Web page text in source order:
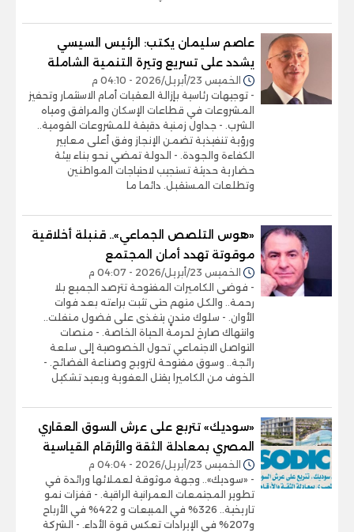
عاصم سليمان يكتب: الرئيس السيسي
يشدد على تسريع وتيرة التنمية الشاملة
الخميس 23/أبريل/2026 - 04:10 م
- توجيهات رئاسية بإزالة العقبات أمام الاستثمار وتحفيز
المشروعات في قطاعات الإسكان والمرافق ومياه
الشرب. - جداول زمنية دقيقة للمشروعات القومية..
ورؤية تنفيذية تضمن الإنجاز وفق أعلى معايير
الكفاءة والجودة. - الدولة تمضي نحو بناء بيئة
حضارية حديثة تستجيب لاحتياجات المواطنين
وتطلعات المستقبل. دائما ما
«هوس التلصص الجماعي».. قنبلة أخلاقية
موقوتة تهدد أمان المجتمع
الخميس 23/أبريل/2026 - 04:07 م
- فوضى الكاميرات المفتوحة تترصد الجميع بلا
رحمة.. والكل متهم حتى تثبت براءته بعد فوات
الأوان. - سلوك متدنٍ يتغذى على فضول منفلت..
وانتهاك صارخ لحرمة الحياة الخاصة. - منصات
التواصل الاجتماعي تحول الخصوصية إلى سلعة
رائجة.. وسوق مفتوحة لترويج وصناعة الفضائح. -
الخوف من الكاميرا يقتل العفوية ويعيد تشكيل
«سوديك» تتربع على عرش السوق العقاري
المصري بمعادلة الثقة والأرقام القياسية
الخميس 23/أبريل/2026 - 04:04 م
- «سوديك».. وجهة موثوقة لعملائها ورائدة في
تطوير المجتمعات العمرانية الراقية. - قفزات نمو
تاريخية.. 326% في المبيعات و 422% في الأرباح
و207% في الإيرادات تعكس قوة الأداء. - الشركة